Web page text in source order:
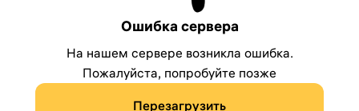
Ошибка сервера
На нашем сервере возникла ошибка.
Пожалуйста, попробуйте позже
Перезагрузить